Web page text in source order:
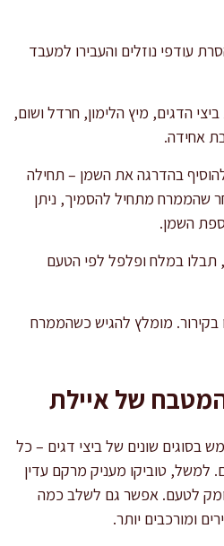
עודפי נוזלים והעבירו למעבד
הדגים, מיץ הלימון, חרדל ושום,
אחידה.
בהדרגה את השמן – תחילה
שהממרח מתחיל להסמיך, ניתן
השמן.
תבלו במלח ופלפל לפי הטעם
בקירור. מומלץ להגיש כשהממרח
של איילת
בסוגים שונים של ביצי דגים – כל
למשל, טוביקו מעניק מרקם עדין
עומק לטעם. אפשר גם לשלב כמה
ומורכבים יותר.